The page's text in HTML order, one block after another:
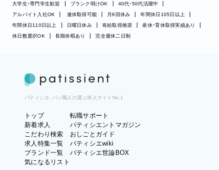
大学生・専門学生歓迎
ブランク明けOK
40代・50代活躍中
アルバイト入社OK
連休取得可能 月8回休み
年間休日105日以上
年間休日110日以上
日曜日休み 有給取得推奨
産休・育休取得実績あり
休日数選択OK
長期休暇あり 完全週休二日制
パティシエ、パン職人の選ぶ求人サイトNo.1
トップ
新着求人
こだわり検索
求人特集一覧
ブランド一覧
気になるリスト
転職サポート
パティシエントマガジン
おしごとガイド
パティシエwiki
パティシエ世論BOX